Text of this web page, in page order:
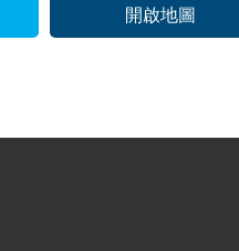
開啟地圖